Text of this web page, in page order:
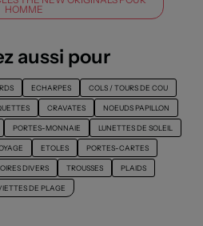
HOMME
aussi pour
ECHARPES COLS / TOURS DE COU
CRAVATES NOEUDS PAPILLON
PORTES-MONNAIE LUNETTES DE SOLEIL
ETOLES PORTES-CARTES
DIVERS TROUSSES PLAIDS
DE PLAGE